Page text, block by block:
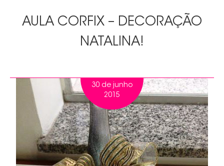
AULA CORFIX – DECORAÇÃO
NATALINA!
30 de junho
2015